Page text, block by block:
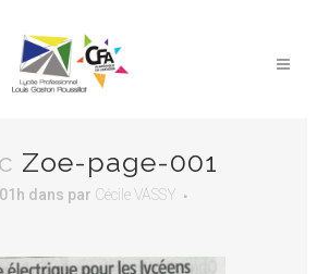
Zoe-page-001
dans par Cécile VASSY